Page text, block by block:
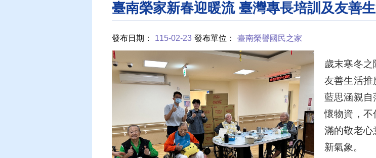
臺南榮家新春迎暖流 臺灣專長培訓及友善
發布日期： 115-02-23 發布單位： 臺南榮譽國民之家
歲末寒冬
友善生活
藍思涵親自
懷物資，不
滿的敬老
新氣象。